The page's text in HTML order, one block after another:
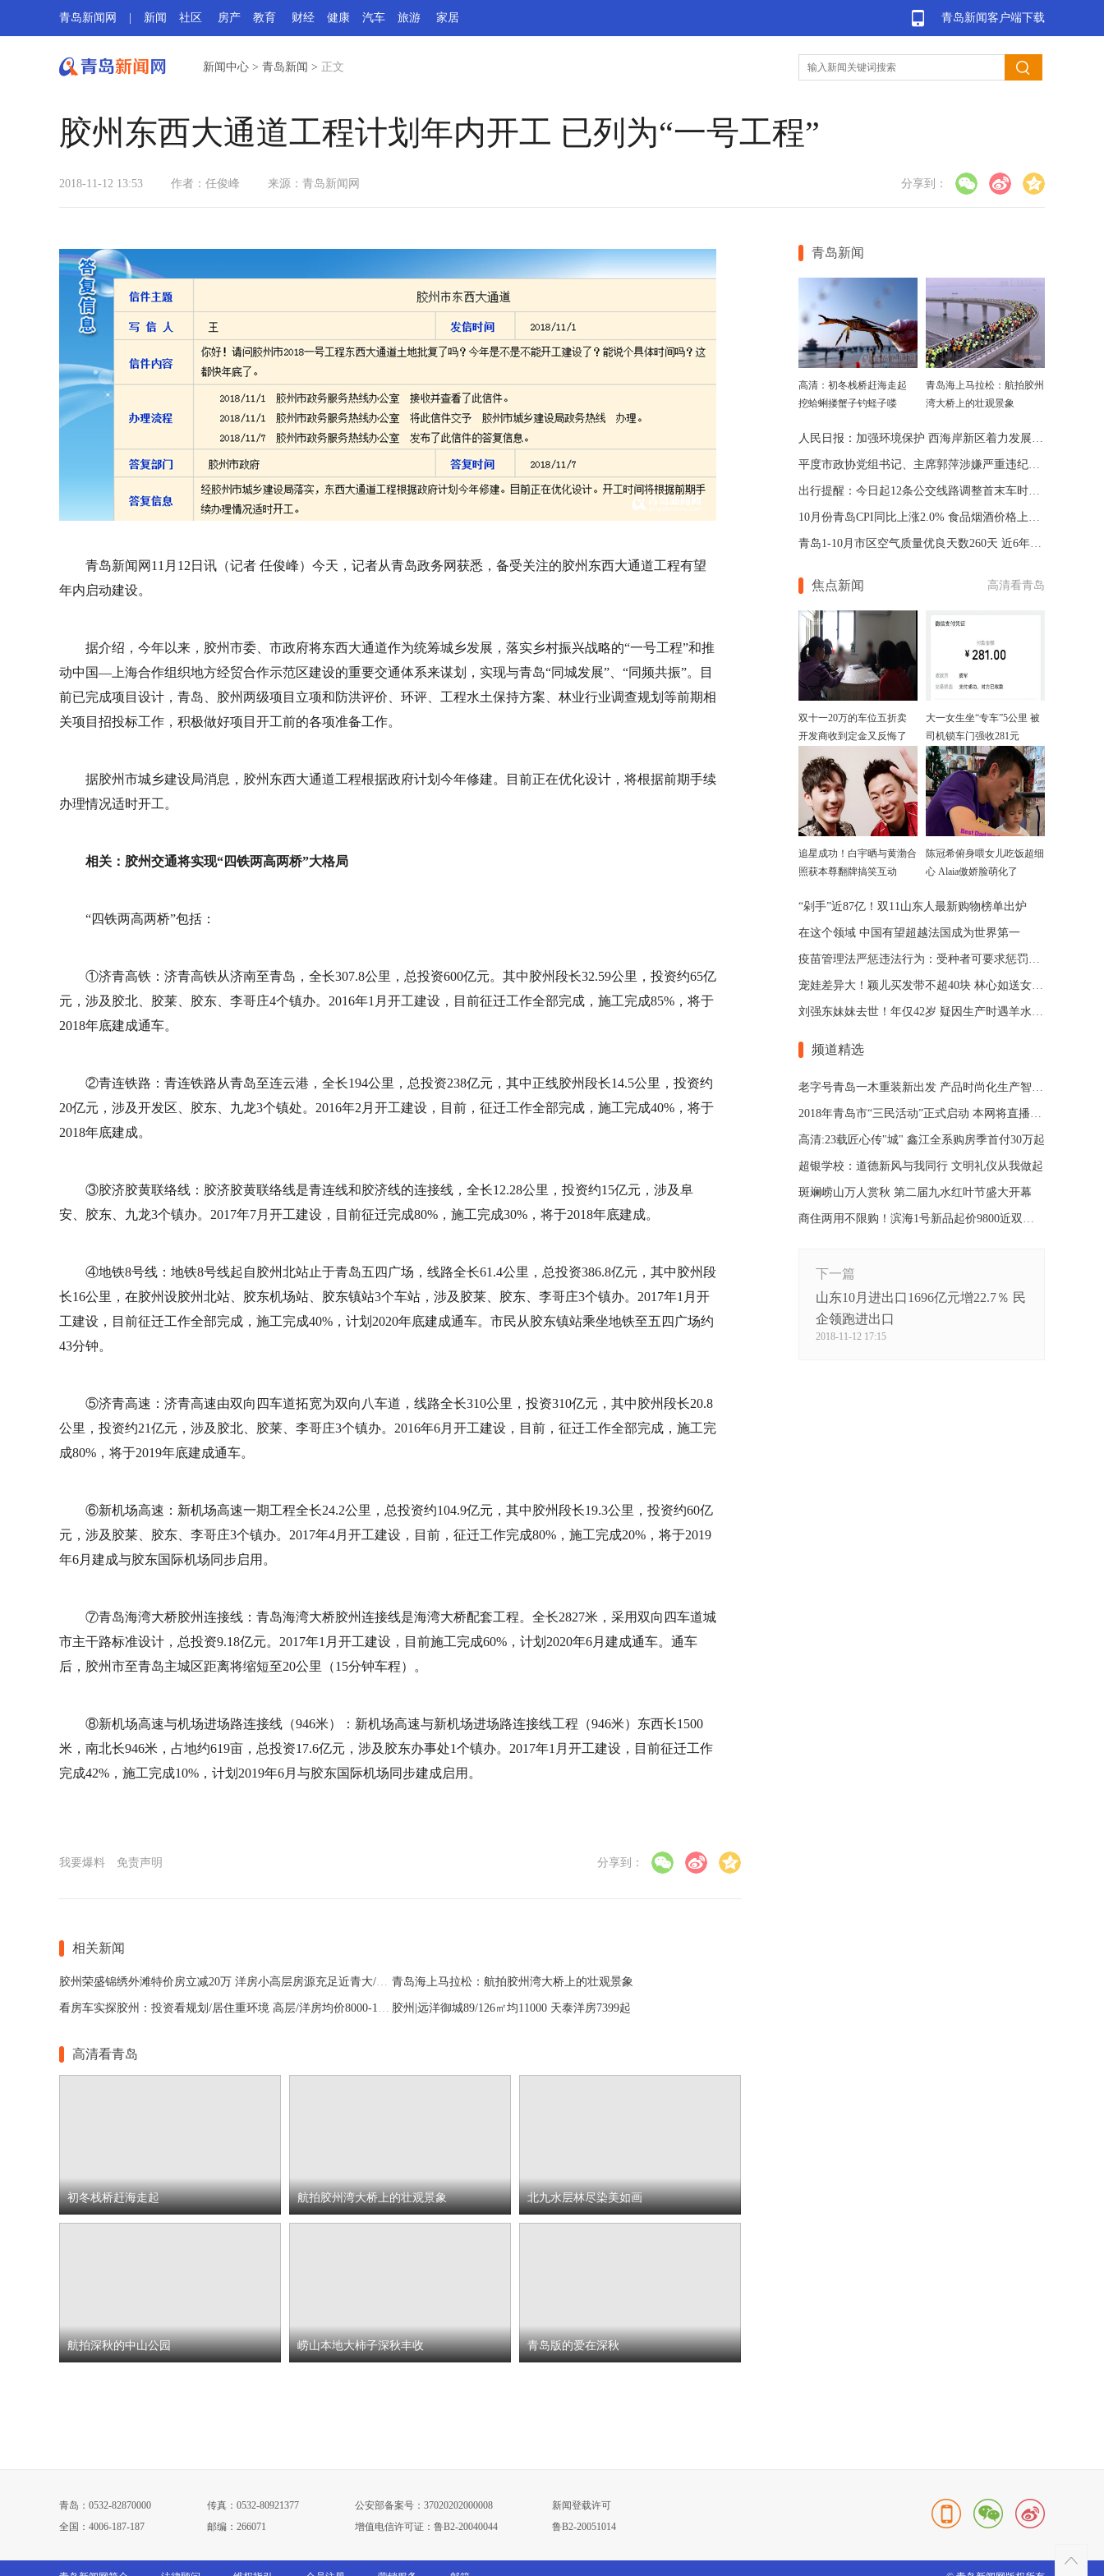
青岛新闻客户端下载
青岛新闻网 新闻 社区 房产 教育 财经 健康 汽车 旅游 家居
新闻中心 > 青岛新闻 > 正文
胶州东西大通道工程计划年内开工 已列为“一号工程”
2018-11-12 13:53 作者：任俊峰 来源：青岛新闻网 分享到：
青岛新闻网11月12日讯（记者 任俊峰）今天，记者从青岛政务网获悉，备受关注的胶州东西大通道工程有望
年内启动建设。
据介绍，今年以来，胶州市委、市政府将东西大通道作为统筹城乡发展，落实乡村振兴战略的“一号工程”和推
动中国—上海合作组织地方经贸合作示范区建设的重要交通体系来谋划，实现与青岛“同城发展”、“同频共振”。目
前已完成项目设计，青岛、胶州两级项目立项和防洪评价、环评、工程水土保持方案、林业行业调查规划等前期相
关项目招投标工作，积极做好项目开工前的各项准备工作。
据胶州市城乡建设局消息，胶州东西大通道工程根据政府计划今年修建。目前正在优化设计，将根据前期手续
办理情况适时开工。
相关：胶州交通将实现“四铁两高两桥”大格局
“四铁两高两桥”包括：
①济青高铁：济青高铁从济南至青岛，全长307.8公里，总投资600亿元。其中胶州段长32.59公里，投资约65亿
元，涉及胶北、胶莱、胶东、李哥庄4个镇办。2016年1月开工建设，目前征迁工作全部完成，施工完成85%，将于
2018年底建成通车。
②青连铁路：青连铁路从青岛至连云港，全长194公里，总投资238亿元，其中正线胶州段长14.5公里，投资约
20亿元，涉及开发区、胶东、九龙3个镇处。2016年2月开工建设，目前，征迁工作全部完成，施工完成40%，将于
2018年底建成。
③胶济胶黄联络线：胶济胶黄联络线是青连线和胶济线的连接线，全长12.28公里，投资约15亿元，涉及阜
安、胶东、九龙3个镇办。2017年7月开工建设，目前征迁完成80%，施工完成30%，将于2018年底建成。
④地铁8号线：地铁8号线起自胶州北站止于青岛五四广场，线路全长61.4公里，总投资386.8亿元，其中胶州段
长16公里，在胶州设胶州北站、胶东机场站、胶东镇站3个车站，涉及胶莱、胶东、李哥庄3个镇办。2017年1月开
工建设，目前征迁工作全部完成，施工完成40%，计划2020年底建成通车。市民从胶东镇站乘坐地铁至五四广场约
43分钟。
⑤济青高速：济青高速由双向四车道拓宽为双向八车道，线路全长310公里，投资310亿元，其中胶州段长20.8
公里，投资约21亿元，涉及胶北、胶莱、李哥庄3个镇办。2016年6月开工建设，目前，征迁工作全部完成，施工完
成80%，将于2019年底建成通车。
⑥新机场高速：新机场高速一期工程全长24.2公里，总投资约104.9亿元，其中胶州段长19.3公里，投资约60亿
元，涉及胶莱、胶东、李哥庄3个镇办。2017年4月开工建设，目前，征迁工作完成80%，施工完成20%，将于2019
年6月建成与胶东国际机场同步启用。
⑦青岛海湾大桥胶州连接线：青岛海湾大桥胶州连接线是海湾大桥配套工程。全长2827米，采用双向四车道城
市主干路标准设计，总投资9.18亿元。2017年1月开工建设，目前施工完成60%，计划2020年6月建成通车。通车
后，胶州市至青岛主城区距离将缩短至20公里（15分钟车程）。
⑧新机场高速与机场进场路连接线（946米）：新机场高速与新机场进场路连接线工程（946米）东西长1500
米，南北长946米，占地约619亩，总投资17.6亿元，涉及胶东办事处1个镇办。2017年1月开工建设，目前征迁工作
完成42%，施工完成10%，计划2019年6月与胶东国际机场同步建成启用。
我要爆料 免责声明 分享到：
相关新闻
胶州荣盛锦绣外滩特价房立减20万 洋房小高层房源充足近青大/双地铁 青岛海上马拉松：航拍胶州湾大桥上的壮观景象
看房车实探胶州：投资看规划/居住重环境 高层/洋房均价8000-12000 胶州​|远洋御城89/126㎡均11000 天泰洋房7399起
高清看青岛
初冬栈桥赶海走起 航拍胶州湾大桥上的壮观景象 北九水层林尽染美如画
航拍深秋的中山公园 崂山本地大柿子深秋丰收 青岛版的爱在深秋
青岛新闻
高清：初冬栈桥赶海走起
挖蛤蜊搂蟹子钓蛏子喽
青岛海上马拉松：航拍胶州
湾大桥上的壮观景象
人民日报：加强环境保护 西海岸新区着力发展海洋经济
平度市政协党组书记、主席郭萍涉嫌严重违纪违法接受调查
出行提醒：今日起12条公交线路调整首末车时间 方案公布
10月份青岛CPI同比上涨2.0% 食品烟酒价格上涨是主因
青岛1-10月市区空气质量优良天数260天 近6年同期最好
焦点新闻 高清看青岛
双十一20万的车位五折卖
开发商收到定金又反悔了
大一女生坐“专车”5公里 被
司机锁车门强收281元
追星成功！白宇晒与黄渤合
照获本尊翻牌搞笑互动
陈冠希俯身喂女儿吃饭超细
心 Alaia傲娇脸萌化了
“剁手”近87亿！双11山东人最新购物榜单出炉
在这个领域 中国有望超越法国成为世界第一
疫苗管理法严惩违法行为：受种者可要求惩罚性赔偿
宠娃差异大！颖儿买发带不超40块 林心如送女儿3亿珠宝
刘强东妹妹去世！年仅42岁 疑因生产时遇羊水栓塞
频道精选
老字号青岛一木重装新出发 产品时尚化生产智能化
2018年青岛市“三民活动”正式启动 本网将直播述职报告会
高清:23载匠心传"城" 鑫江全系购房季首付30万起
超银学校：道德新风与我同行 文明礼仪从我做起
斑斓崂山万人赏秋 第二届九水红叶节盛大开幕
商住两用不限购！滨海1号新品起价9800近双地铁
下一篇
山东10月进出口1696亿元增22.7％ 民
企领跑进出口
2018-11-12 17:15
青岛：0532-82870000 传真：0532-80921377 公安部备案号：37020202000008
新闻登载许可
全国：4006-187-187
邮编：266071 增值电信许可证：鲁B2-20040044 鲁B2-20051014